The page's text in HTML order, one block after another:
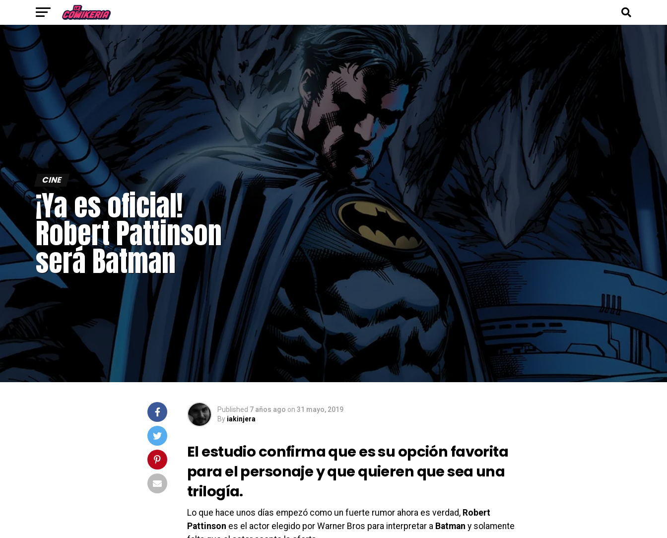
CINE
¡Ya es oficial!
Robert Pattinson
será Batman
Published 7 años ago on 31 mayo, 2019
By iakinjera
El estudio confirma que es su opción favorita
para el personaje y que quieren que sea una
trilogía.
Lo que hace unos días empezó como un fuerte rumor ahora es verdad, Robert
Pattinson es el actor elegido por Warner Bros para interpretar a Batman y solamente